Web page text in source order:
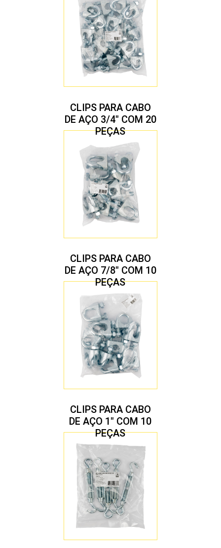
CLIPS PARA CABO
DE AÇO 3/4″ COM 20
PEÇAS
CLIPS PARA CABO
DE AÇO 7/8″ COM 10
PEÇAS
CLIPS PARA CABO
DE AÇO 1″ COM 10
PEÇAS